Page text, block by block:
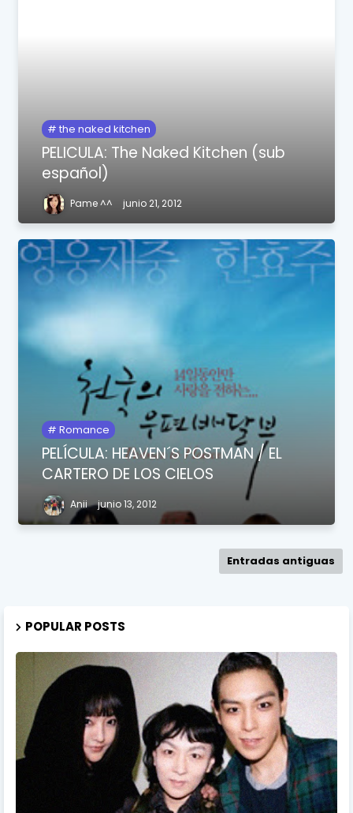
the naked kitchen
PELICULA: The Naked Kitchen (sub
español)
Pame ^^ junio 21, 2012
Romance
PELÍCULA: HEAVEN´S POSTMAN / EL
CARTERO DE LOS CIELOS
Anii junio 13, 2012
Entradas antiguas
POPULAR POSTS